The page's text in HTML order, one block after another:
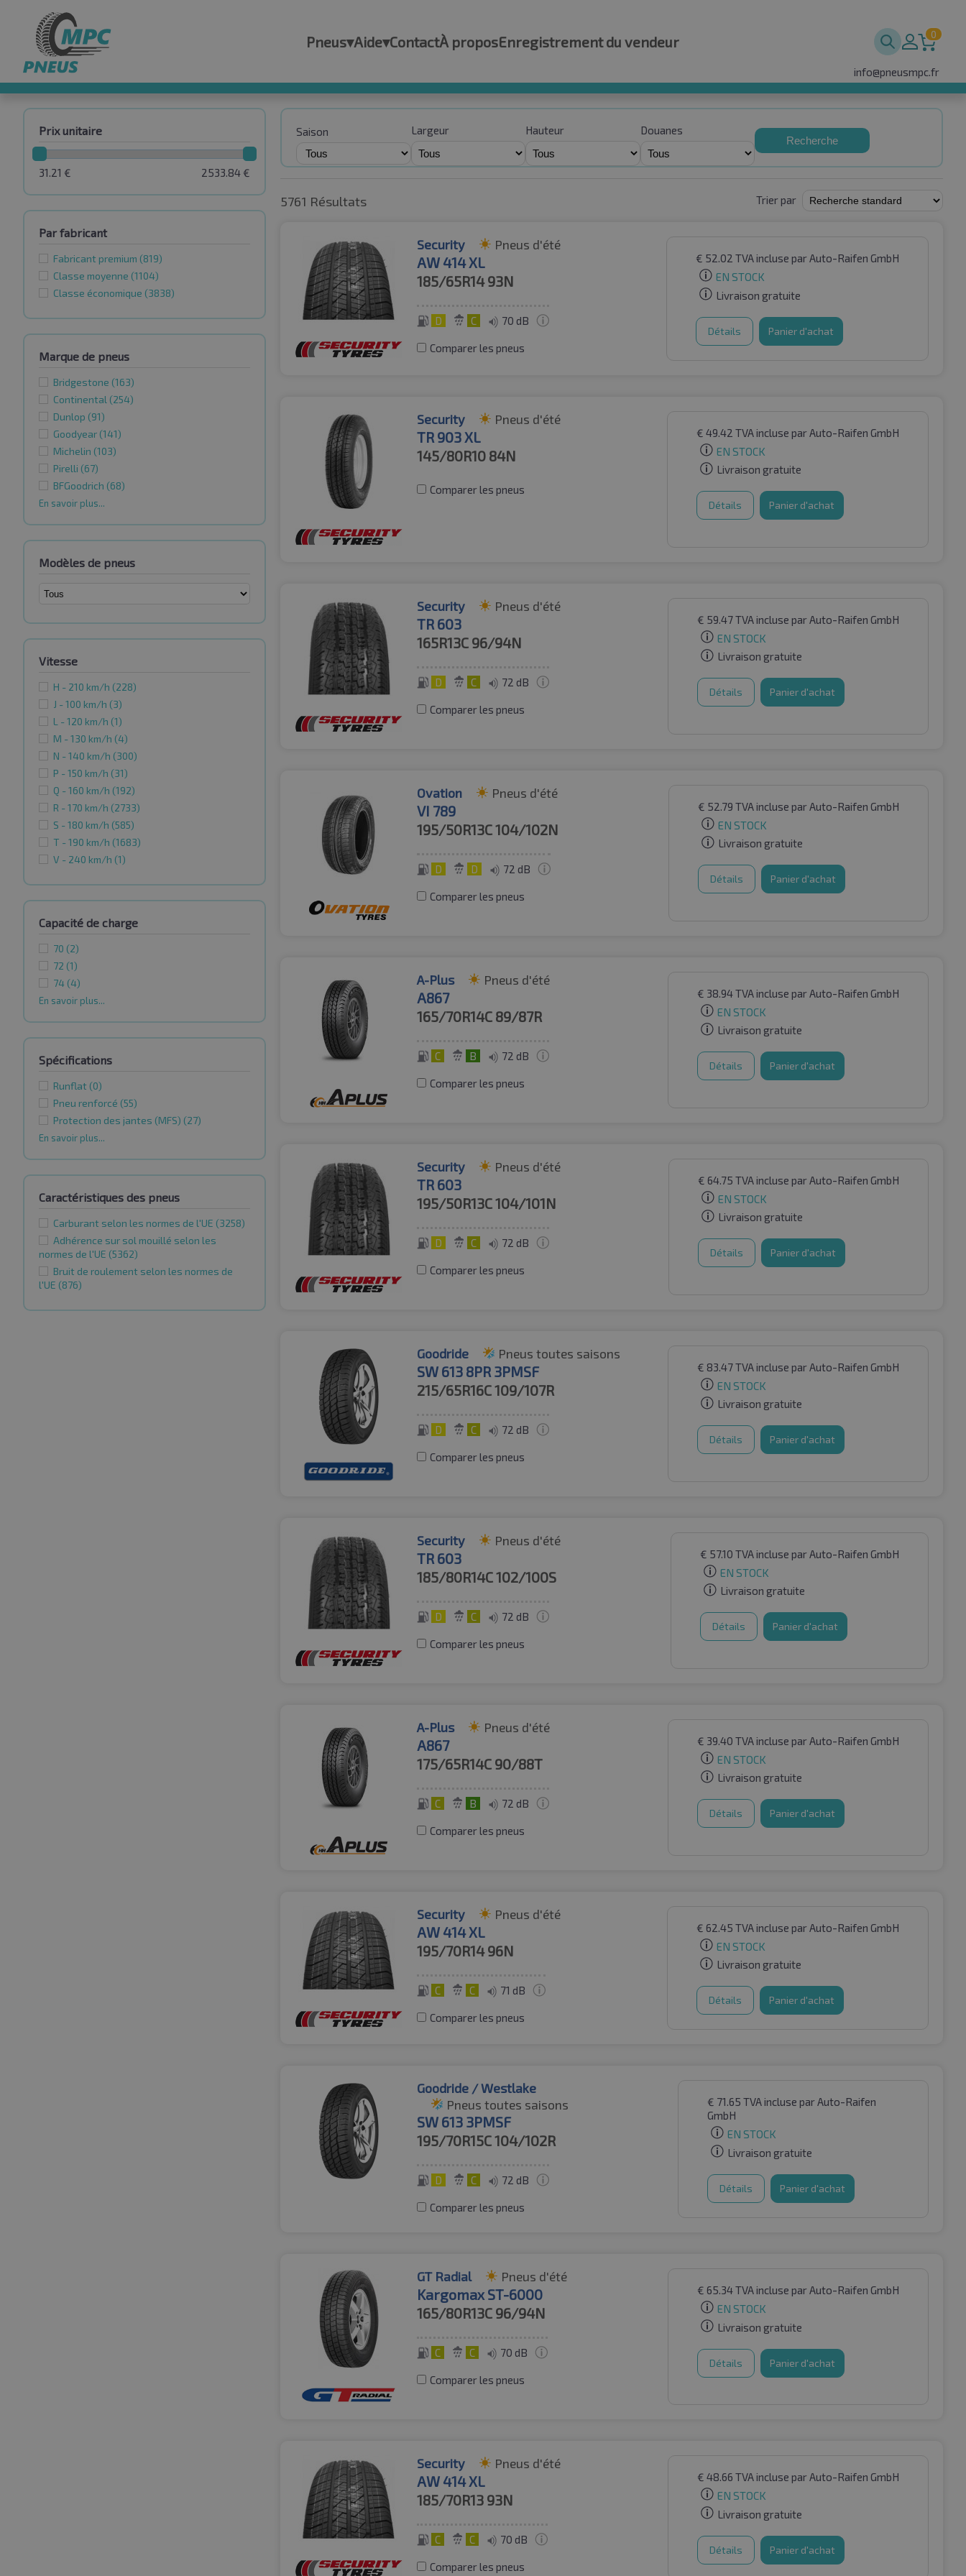
Pneus▾Aide▾ContactÀ proposEnregistrement du vendeur 0
info@pneusmpc.fr
Prix unitaire
2533.84 €
31.21 €
Par fabricant
Fabricant premium (819)
Classe moyenne (1104)
Classe économique (3838)
Marque de pneus
Bridgestone (163)
Continental (254)
Dunlop (91)
Goodyear (141)
Michelin (103)
Pirelli (67)
BFGoodrich (68)
En savoir plus...
Modèles de pneus
Vitesse
H - 210 km/h (228)
J - 100 km/h (3)
L - 120 km/h (1)
M - 130 km/h (4)
N - 140 km/h (300)
P - 150 km/h (31)
Q - 160 km/h (192)
R - 170 km/h (2733)
S - 180 km/h (585)
T - 190 km/h (1683)
V - 240 km/h (1)
Capacité de charge
70 (2)
72 (1)
74 (4)
En savoir plus...
Spécifications
Runflat (0)
Pneu renforcé (55)
Protection des jantes (MFS) (27)
En savoir plus...
Caractéristiques des pneus
Carburant selon les normes de l'UE (3258)
Adhérence sur sol mouillé selon les
normes de l'UE (5362)
Bruit de roulement selon les normes de
l'UE (876)
Saison Largeur Hauteur Douanes
Recherche
5761 Résultats Trier par
Security Pneus d'été
AW 414 XL
185/65R1493N
D C 70 dB
Comparer les pneus
€ 52.02 TVA incluse par Auto-Raifen GmbH
EN STOCK
Livraison gratuite
Détails Panier d'achat
Security Pneus d'été
TR 903 XL
145/80R10 84N
Comparer les pneus
€ 49.42 TVA incluse par Auto-Raifen GmbH
EN STOCK
Livraison gratuite
Détails Panier d'achat
Security Pneus d'été
TR 603
165R13C 96/94N
D C 72 dB
Comparer les pneus
€ 59.47TVA incluse par Auto-Raifen GmbH
EN STOCK
Livraison gratuite
Détails Panier d'achat
Ovation Pneus d'été
VI 789
195/50R13C104/102N
D D 72 dB
Comparer les pneus
€ 52.79 TVA incluse par Auto-Raifen GmbH
EN STOCK
Livraison gratuite
Détails Panier d'achat
A-Plus Pneus d'été
A867
165/70R14C 89/87R
C B 72 dB
Comparer les pneus
€ 38.94TVA incluse par Auto-Raifen GmbH
EN STOCK
Livraison gratuite
Détails Panier d'achat
Security Pneus d'été
TR 603
195/50R13C104/101N
D C 72 dB
Comparer les pneus
€ 64.75 TVA incluse par Auto-Raifen GmbH
EN STOCK
Livraison gratuite
Détails Panier d'achat
Goodride Pneus toutes saisons
SW 613 8PR 3PMSF
215/65R16C109/107R
D C 72 dB
Comparer les pneus
€ 83.47TVA incluse par Auto-Raifen GmbH
EN STOCK
Livraison gratuite
Détails Panier d'achat
Security Pneus d'été
TR 603
185/80R14C102/100S
D C 72 dB
Comparer les pneus
€ 57.10 TVA incluse par Auto-Raifen GmbH
EN STOCK
Livraison gratuite
Détails Panier d'achat
A-Plus Pneus d'été
A867
175/65R14C 90/88T
C B 72 dB
Comparer les pneus
€ 39.40 TVA incluse par Auto-Raifen GmbH
EN STOCK
Livraison gratuite
Détails Panier d'achat
Security Pneus d'été
AW 414 XL
195/70R1496N
C C 71 dB
Comparer les pneus
€ 62.45 TVA incluse par Auto-Raifen GmbH
EN STOCK
Livraison gratuite
Détails Panier d'achat
Goodride / Westlake
Pneus toutes saisons
SW 613 3PMSF
195/70R15C104/102R
D C 72 dB
Comparer les pneus
€ 71.65 TVA incluse par Auto-Raifen
GmbH
EN STOCK
Livraison gratuite
Détails Panier d'achat
GT Radial Pneus d'été
Kargomax ST-6000
165/80R13C 96/94N
C C 70 dB
Comparer les pneus
€ 65.34TVA incluse par Auto-Raifen GmbH
EN STOCK
Livraison gratuite
Détails Panier d'achat
Security Pneus d'été
AW 414 XL
185/70R13 93N
C C 70 dB
Comparer les pneus
€ 48.66 TVA incluse par Auto-Raifen GmbH
EN STOCK
Livraison gratuite
Détails Panier d'achat